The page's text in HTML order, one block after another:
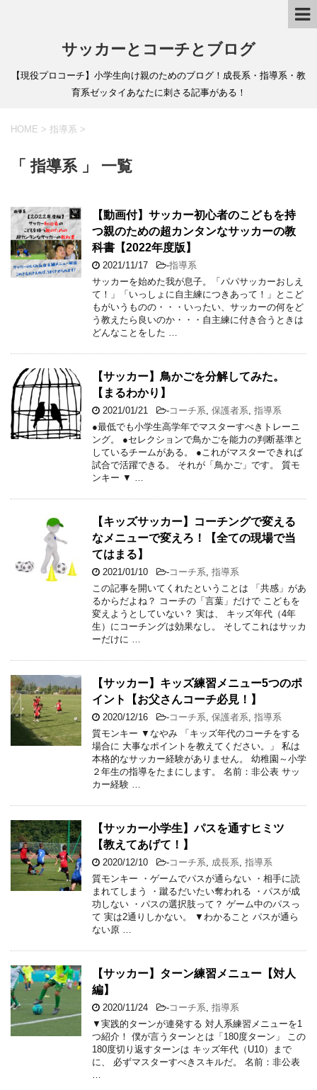
サッカーとコーチとブログ
【現役プロコーチ】小学生向け親のためのブログ！成長系・指導系・教
育系ゼッタイあなたに刺さる記事がある！
HOME > 指導系 >
「 指導系 」 一覧
【動画付】サッカー初心者のこどもを持
つ親のための超カンタンなサッカーの教
科書【2022年度版】
2021/11/17 -指導系
サッカーを始めた我が息子。「パパサッカーおしえ
て！」「いっしょに自主練につきあって！」とこど
もがいうものの・・・いったい、サッカーの何をど
う教えたら良いのか・・・自主練に付き合うときは
どんなことをした …
【サッカー】鳥かごを分解してみた。
【まるわかり】
2021/01/21 -コーチ系 保護者系 指導系
●最低でも小学生高学年でマスターすべきトレーニ
ング。 ●セレクションで鳥かごを能力の判断基準と
しているチームがある。 ●これがマスターできれば
試合で活躍できる。 それが「鳥かご」です。 質モ
ンキー ▼ …
【キッズサッカー】コーチングで変える
なメニューで変えろ！【全ての現場で当
てはまる】
2021/01/10 -コーチ系 指導系
この記事を開いてくれたということは 「共感」があ
るからだよね？ コーチの「言葉」だけで こどもを
変えようとしていない？ 実は、 キッズ年代（4年
生）にコーチングは効果なし。 そしてこれはサッカ
ーだけに …
【サッカー】キッズ練習メニュー5つのポ
イント【お父さんコーチ必見！】
2020/12/16 -コーチ系 保護者系 指導系
質モンキー ▼なやみ 「キッズ年代のコーチをする
場合に 大事なポイントを教えてください。」 私は
本格的なサッカー経験がありません。 幼稚園～小学
２年生の指導をたまにします。 名前：非公表 サッ
カー経験 …
【サッカー小学生】パスを通すヒミツ
【教えてあげて！】
2020/12/10 -コーチ系 成長系 指導系
質モンキー ・ゲームでパスが通らない ・相手に読
まれてしまう ・蹴るだいたい奪われる ・パスが成
功しない ・パスの選択肢って？ ゲーム中のパスっ
て 実は2通りしかない。 ▼わかること パスが通ら
ない原 …
【サッカー】ターン練習メニュー【対人
編】
2020/11/24 -コーチ系 指導系
▼実践的ターンが連発する 対人系練習メニューを1
つ紹介！ 僕が言うターンとは「180度ターン」 この
180度切り返すターンは キッズ年代（U10）まで
に、 必ずマスターすべきスキルだ。 名前：非公表